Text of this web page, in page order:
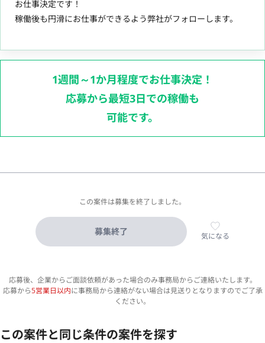
お仕事決定です！
稼働後も円滑にお仕事ができるよう弊社がフォローします。
1週間～1か月程度でお仕事決定！
応募から最短3日での稼働も
可能です。
この案件は募集を終了しました。
募集終了 気になる
応募後、企業からご面談依頼があった場合のみ事務局からご連絡いたします。
応募から5営業日以内に事務局から連絡がない場合は見送りとなりますのでご了承
ください。
この案件と同じ条件の案件を探す